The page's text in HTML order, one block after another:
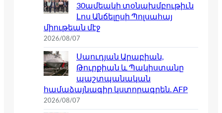
30ամեակի տօնախմբութիւն
Լոս Անճելըսի Պոլսահայ
միութեան մէջ
2026/08/07
Սաուդյան Արաբիան,
Թուրքիան և Պակիստանը
պաշտպանական
համաձայնագիր կստորագրեն. AFP
2026/08/07